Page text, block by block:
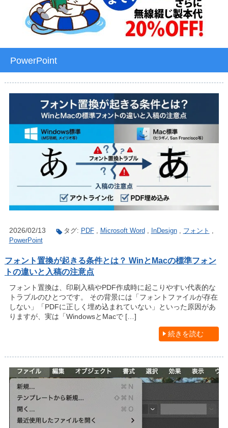
PowerPoint
2026/02/13 タグ: PDF, Microsoft Word , InDesign, フォント ,
PowerPoint
フォント置換が起きる条件とは？ WinとMacの標準フォン
トの違いと入稿の注意点
フォント置換は、印刷入稿やPDF作成時に起こりやすい代表的な
トラブルのひとつです。 その背景には「フォントファイルが存在
しない」「PDFに正しく埋め込まれていない」といった原因があ
りますが、実は「WindowsとMacで […]
続きを読む